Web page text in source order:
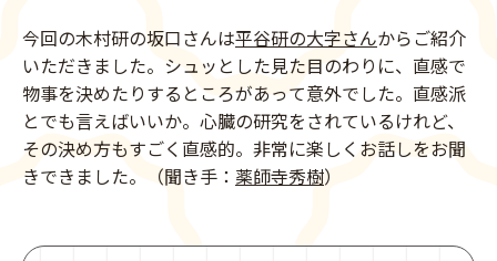
今回の木村研の坂口さんは平谷研の大字さんからご紹介
いただきました。シュッとした見た目のわりに、直感で
物事を決めたりするところがあって意外でした。直感派
とでも言えばいいか。心臓の研究をされているけれど、
その決め方もすごく直感的。非常に楽しくお話しをお聞
きできました。（聞き手： 薬師寺秀樹）